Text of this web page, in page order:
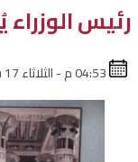
رئيس